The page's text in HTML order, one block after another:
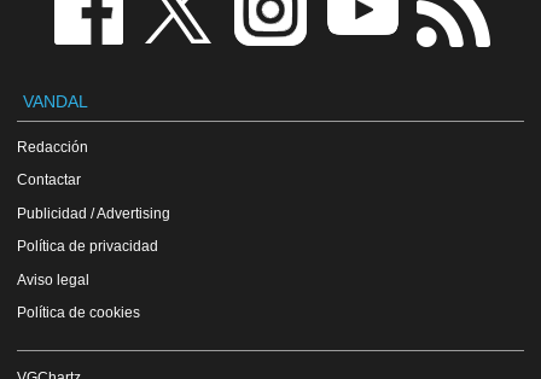
VANDAL
Redacción
Contactar
Publicidad / Advertising
Política de privacidad
Aviso legal
Política de cookies